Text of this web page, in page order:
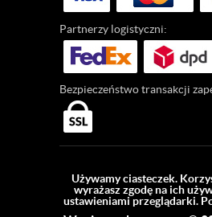
Partnerzy logistyczni:
Bezpieczeństwotransakcji
Używamy ciasteczek.
wyrażasz zgodę na ich
ustawieniami przeglądarki.